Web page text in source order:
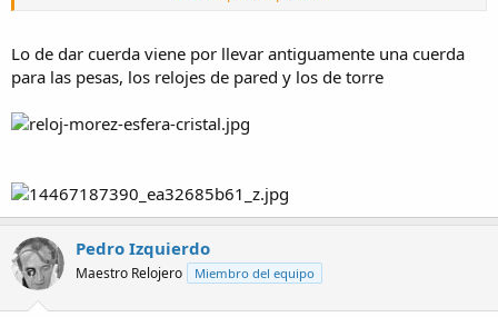
Lo de dar cuerda viene por llevar antiguamente una cuerda
para las pesas, los relojes de pared y los de torre
Pedro Izquierdo
Maestro Relojero Miembro del equipo